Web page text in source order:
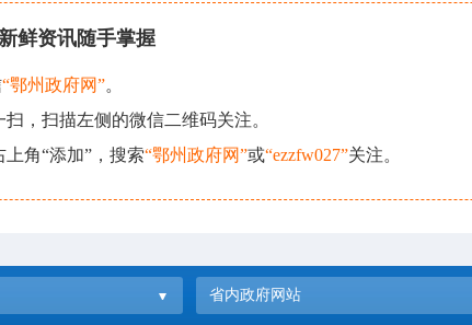
鲜资讯随手掌握
“鄂州政府网”。
扫描左侧的微信二维码关注。
角“添加”，搜索“鄂州政府网”或“ezzfw027”关注。
省内政府网站